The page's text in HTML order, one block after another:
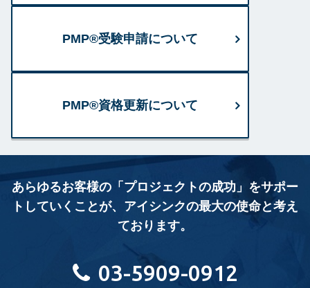
PMP®受験申請について
PMP®資格更新について
あらゆるお客様の「プロジェクトの成功」をサポー
トしていくことが、 アイシンクの最大の使命と考え
ております。
03-5909-0912